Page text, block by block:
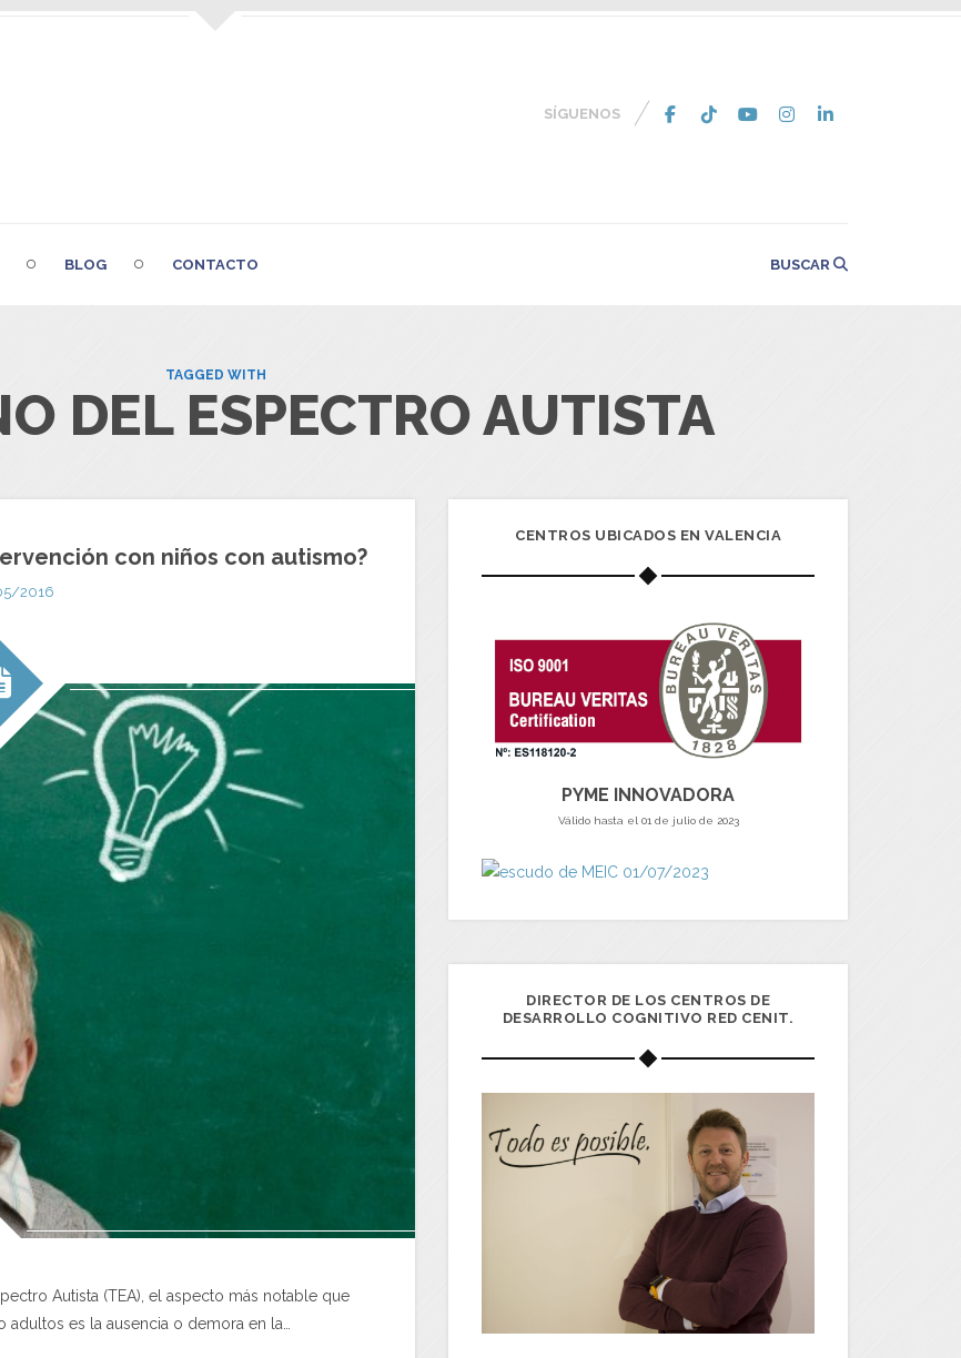
SÍGUENOS
BLOG CONTACTO BUSCAR
TAGGED WITH
DEL ESPECTRO AUTISTA
con niños con autismo?
2016
Autista (TEA), el aspecto más notable que
es la ausencia o demora en la…
CENTROS UBICADOS EN VALENCIA
PYME INNOVADORA
Válido hasta el 01 de julio de 2023
DIRECTOR DE LOS CENTROS DE
DESARROLLO COGNITIVO RED CENIT.